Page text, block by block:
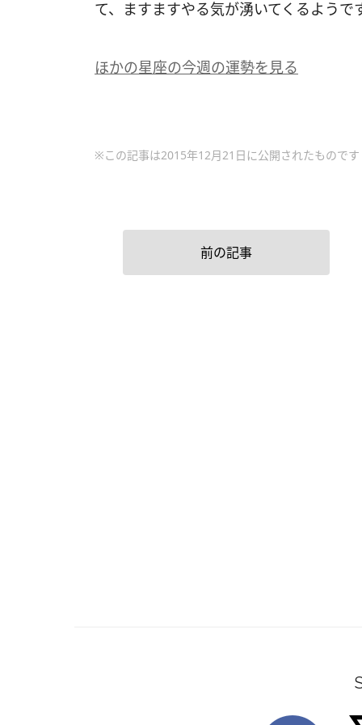
て、ますますやる気が湧いてくるようで
ほかの星座の今週の運勢を見る
※この記事は2015年12月21日に公開されたものです
前の記事